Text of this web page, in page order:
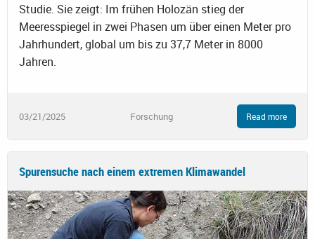
Studie. Sie zeigt: Im frühen Holozän stieg der
Meeresspiegel in zwei Phasen um über einen Meter pro
Jahrhundert, global um bis zu 37,7 Meter in 8000
Jahren.
03/21/2025 Forschung Read more
Spurensuche nach einem extremen Klimawandel